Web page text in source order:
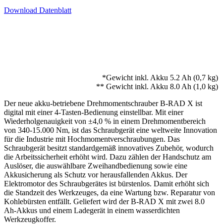
Download Datenblatt
*Gewicht inkl. Akku 5.2 Ah (0,7 kg)
** Gewicht inkl. Akku 8.0 Ah (1,0 kg)
Der neue akku-betriebene Drehmomentschrauber B-RAD X ist
digital mit einer 4-Tasten-Bedienung einstellbar. Mit einer
Wiederholgenauigkeit von ±4,0 % in einem Drehmomentbereich
von 340-15.000 Nm, ist das Schraubgerät eine weltweite Innovation
für die Industrie mit Hochmomentverschraubungen. Das
Schraubgerät besitzt standardgemäß innovatives Zubehör, wodurch
die Arbeitssicherheit erhöht wird. Dazu zählen der Handschutz am
Auslöser, die auswählbare Zweihandbedienung sowie eine
Akkusicherung als Schutz vor herausfallenden Akkus. Der
Elektromotor des Schraubgerätes ist bürstenlos. Damit erhöht sich
die Standzeit des Werkzeuges, da eine Wartung bzw. Reparatur von
Kohlebürsten entfällt. Geliefert wird der B-RAD X mit zwei 8.0
Ah-Akkus und einem Ladegerät in einem wasserdichten
Werkzeugkoffer.